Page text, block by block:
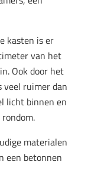
kasten is er
van het
Ook door het
ruimer dan
licht binnen en
materialen
een betonnen